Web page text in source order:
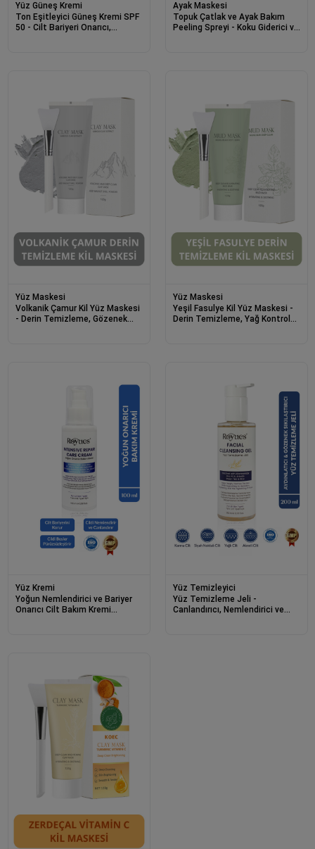
Yüz Güneş Kremi
Ton Eşitleyici Güneş Kremi SPF
50 - Cilt Bariyeri Onarıcı,
Ayak Maskesi
Topuk Çatlak ve Ayak Bakım
Peeling Spreyi - Koku Giderici ve
Yüz Maskesi
Volkanik Çamur Kil Yüz Maskesi
- Derin Temizleme, Gözenek
Yüz Maskesi
Yeşil Fasulye Kil Yüz Maskesi -
Derin Temizleme, Yağ Kontrolü
Yüz Kremi
Yoğun Nemlendirici ve Bariyer
Onarıcı Cilt Bakım Kremi
Yüz Temizleyici
Yüz Temizleme Jeli -
Canlandırıcı, Nemlendirici ve